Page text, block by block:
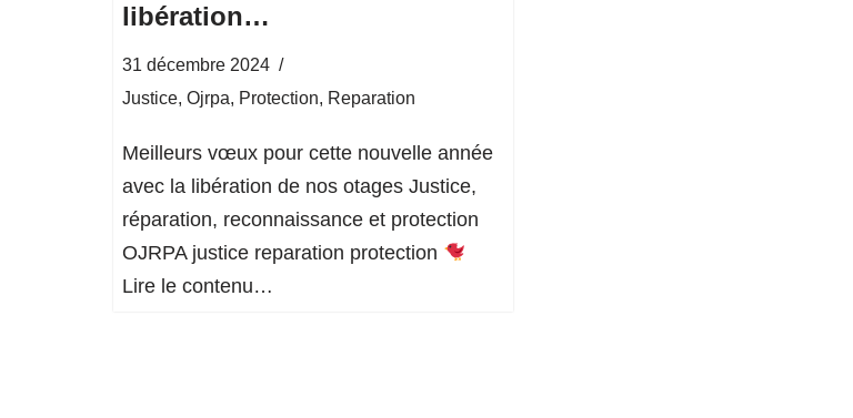
libération…
31 décembre 2024
Justice, Ojrpa, Protection, Reparation
Meilleurs vœux pour cette nouvelle année
avec la libération de nos otages Justice,
réparation, reconnaissance et protection
OJRPA justice reparation protection
Lire le contenu…